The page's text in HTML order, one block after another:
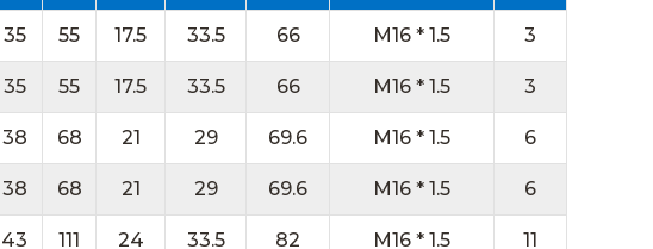
35 55 17.5 33.5 66 M16 * 1.5 3
35 55 17.5 33.5 66 M16 * 1.5 3
38 68 21 29 69.6 M16 * 1.5 6
38 68 21 29 69.6 M16 * 1.5 6
43 111 24 33.5 82 M16 * 1.5 11